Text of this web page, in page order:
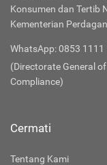
Konsumen dan Tertib
Kementerian
WhatsApp: 0853 1111
(Directorate General
Compliance)
Cermati
Tentang Kami